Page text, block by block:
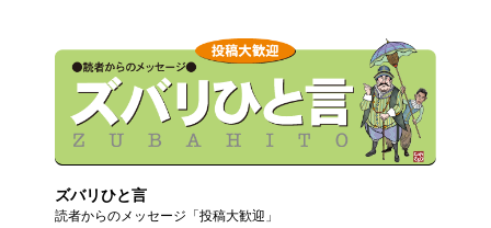
ズバリひと言
読者からのメッセージ「投稿大歓迎」